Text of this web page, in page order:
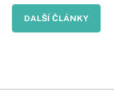
DALŠÍ ČLÁNKY